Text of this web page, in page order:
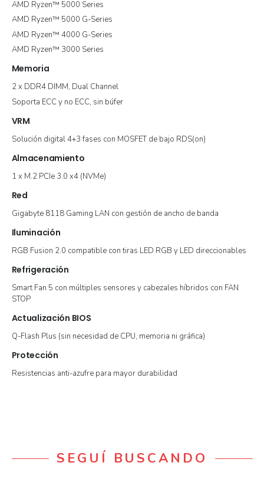
AMD Ryzen™ 5000 Series
AMD Ryzen™ 5000 G-Series
AMD Ryzen™ 4000 G-Series
AMD Ryzen™ 3000 Series
Memoria
2 x DDR4 DIMM, Dual Channel
Soporta ECC y no ECC, sin búfer
VRM
Solución digital 4+3 fases con MOSFET de bajo RDS(on)
Almacenamiento
1 x M.2 PCIe 3.0 x4 (NVMe)
Red
Gigabyte 8118 Gaming LAN con gestión de ancho de banda
Iluminación
RGB Fusion 2.0 compatible con tiras LED RGB y LED direccionables
Refrigeración
Smart Fan 5 con múltiples sensores y cabezales híbridos con FAN
STOP
Actualización BIOS
Q-Flash Plus (sin necesidad de CPU, memoria ni gráfica)
Protección
Resistencias anti-azufre para mayor durabilidad
SEGUÍ BUSCANDO